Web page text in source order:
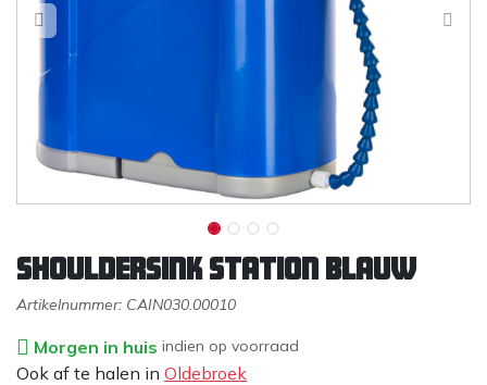
ShoulderSink Station blauw
Artikelnummer: CAIN030.00010
Morgen in huis indien op voorraad
Ook af te halen in Oldebroek